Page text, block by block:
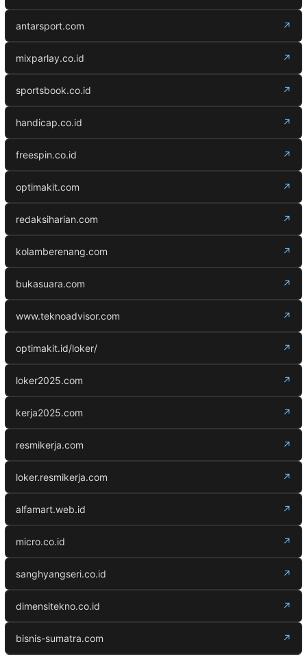
antarsport.com ↗
mixparlay.co.id ↗
sportsbook.co.id ↗
handicap.co.id ↗
freespin.co.id ↗
optimakit.com ↗
redaksiharian.com ↗
kolamberenang.com ↗
bukasuara.com ↗
www.teknoadvisor.com ↗
optimakit.id/loker/ ↗
loker2025.com ↗
kerja2025.com ↗
resmikerja.com ↗
loker.resmikerja.com ↗
alfamart.web.id ↗
micro.co.id ↗
sanghyangseri.co.id ↗
dimensitekno.co.id ↗
bisnis-sumatra.com ↗